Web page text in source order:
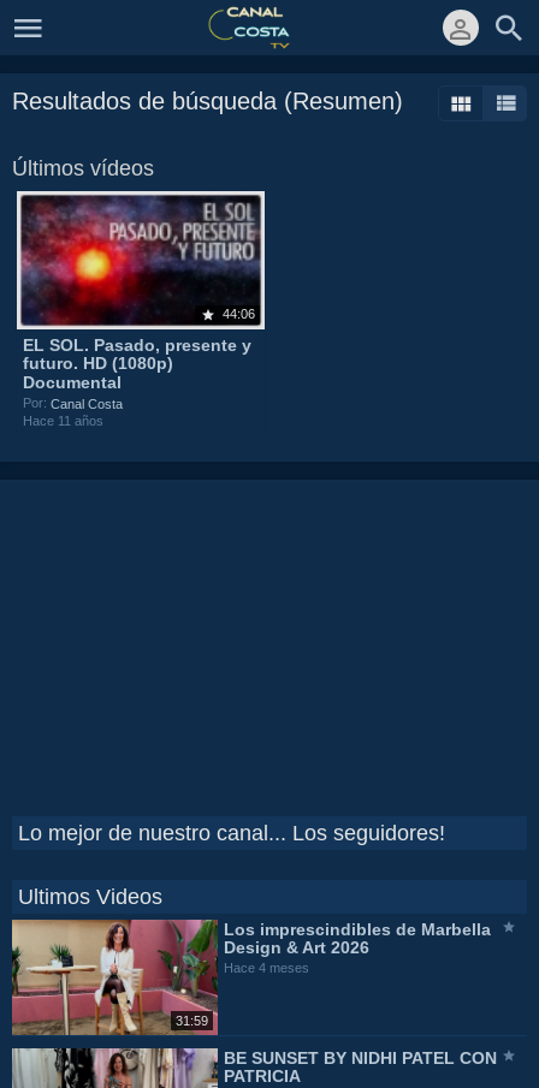
Resultados de búsqueda (Resumen)
Últimos vídeos
44:06
EL SOL. Pasado, presente y
futuro. HD (1080p)
Documental
Por:Canal Costa
Hace 11 años
Lo mejor de nuestro canal... Los seguidores!
Ultimos Videos
31:59
Los imprescindibles de Marbella
Design & Art 2026
Hace 4 meses
BE SUNSET BY NIDHI PATEL CON
PATRICIA